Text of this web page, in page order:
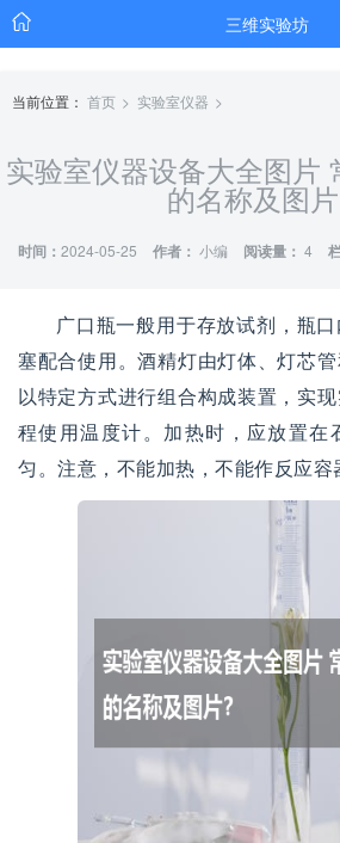
三维实验坊
当前位置： 首页 实验室仪器
实验室仪器设备大全图片
的名称及图
时间： 2024-05-25 作者： 小编 阅读量： 4
广口瓶一般用于存放试剂，瓶
塞配合使用。酒精灯由灯体、灯芯
以特定方式进行组合构成装置，实
程使用温度计。加热时，应放置在
匀。注意，不能加热，不能作反应容